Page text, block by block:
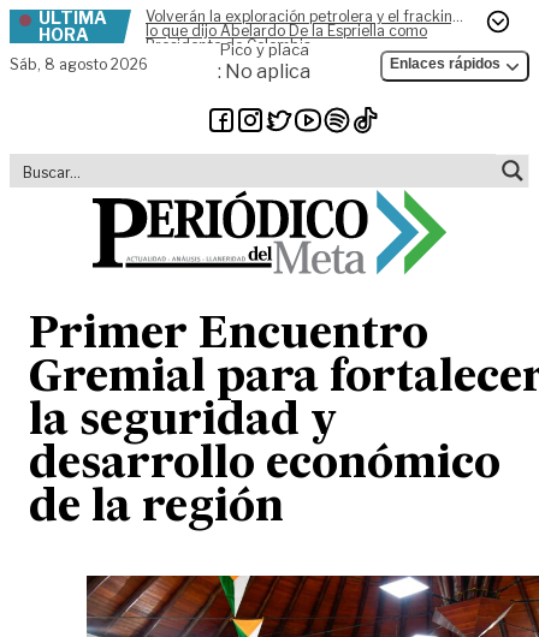
Skip to content
ÚLTIMA
HORA
Volverán la exploración petrolera y el fracking,
lo que dijo Abelardo De la Espriella como
Presidente de Colombia
Sáb, 8 agosto 2026
Pico y placa
: No aplica Enlaces rápidos
Primer Encuentro
Gremial para
la seguridad y
desarrollo económico
de la región